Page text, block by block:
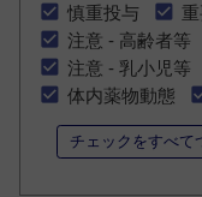
慎重投与
注意 - 高齢者等
注意 - 乳小児等
体内薬物動態
チェックをすべて